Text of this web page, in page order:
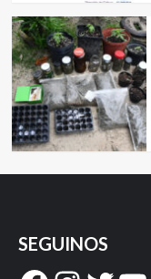
SEGUINOS